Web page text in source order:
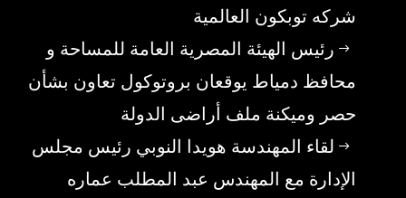
شركه توبكون العالمية
رئيس الهيئة المصرية العامة للمساحة و
محافظ دمياط يوقعان بروتوكول تعاون بشأن
حصر وميكنة ملف أراضى الدولة
لقاء المهندسة هويدا النوبي رئيس مجلس
الإدارة مع المهندس عبد المطلب عماره